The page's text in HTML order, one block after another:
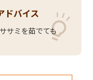
ドバイス
サミを茹でても